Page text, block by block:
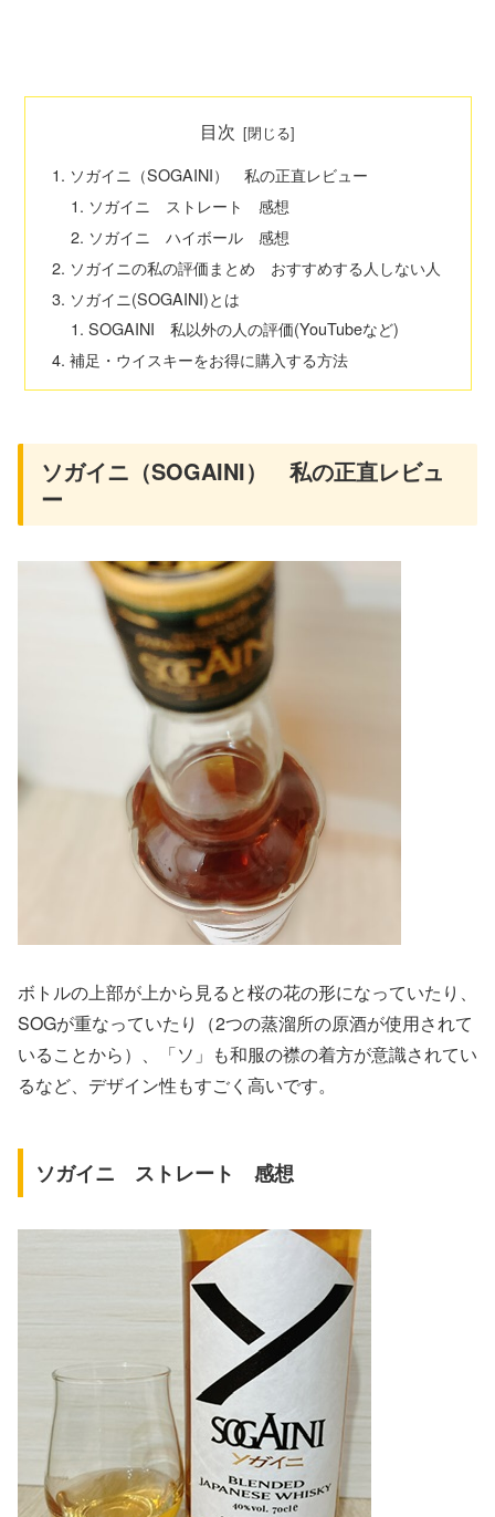
目次
ソガイニ（SOGAINI） 私の正直レビュー
ソガイニ ストレート 感想
ソガイニ ハイボール 感想
ソガイニの私の評価まとめ おすすめする人しない人
ソガイニ(SOGAINI)とは
SOGAINI 私以外の人の評価(YouTubeなど)
補足・ウイスキーをお得に購入する方法
ソガイニ（SOGAINI） 私の正直レビュ
ー
ボトルの上部が上から見ると桜の花の形になっていたり、
SOGが重なっていたり（2つの蒸溜所の原酒が使用されて
いることから）、「ソ」も和服の襟の着方が意識されてい
るなど、デザイン性もすごく高いです。
ソガイニ ストレート 感想